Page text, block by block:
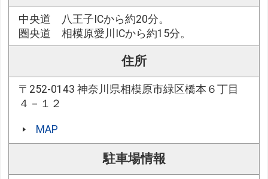
中央道 八王子ICから約20分。
圏央道 相模原愛川ICから約15分。
住所
〒252-0143 神奈川県相模原市緑区橋本６丁目
４－１２
MAP
駐車場情報